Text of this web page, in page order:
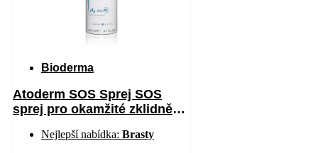
Bioderma
Atoderm SOS Sprej SOS
sprej pro okamžité zklidnění
Nejlepší nabídka: Brasty